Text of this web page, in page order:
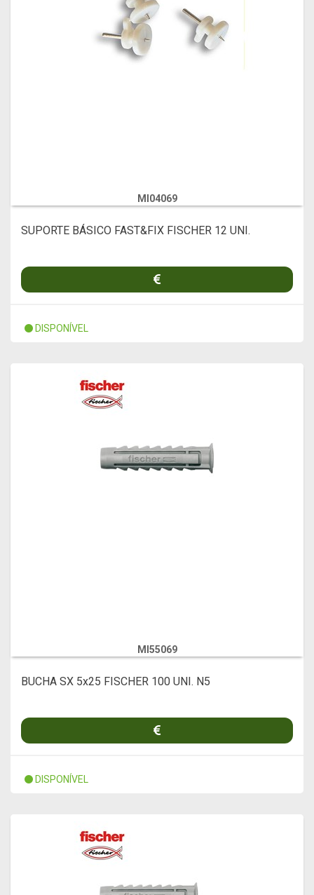
MI04069
SUPORTE BÁSICO FAST&FIX FISCHER 12 UNI.
DISPONÍVEL
MI55069
BUCHA SX 5x25 FISCHER 100 UNI. N5
DISPONÍVEL